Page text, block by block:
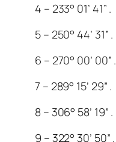
4 – 233° 01’ 41” .
5 – 250° 44’ 31” .
6 – 270° 00’ 00” .
7 – 289° 15’ 29” .
8 – 306° 58’ 19” .
9 – 322° 30’ 50” .